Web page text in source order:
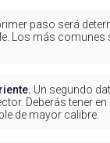
paso será
Los más comunes
Un segundo
Deberás tener
de mayor calibre.